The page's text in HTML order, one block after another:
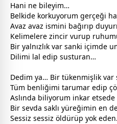
Hani ne bileyim…
Belkide korkuyorum gerçeği
Avaz avaz ismini bağırıp
Kelimelere zincir vurup
Bir yalnızlık var sanki içimde
Dilimi lal edip susturan…
Dedim ya… Bir tükenmişlik var
Tüm benliğimi tarumar edip
Aslında biliyorum inkar
Bir sevda saklı yüreğimin en
Sessiz sessiz öldürüp yok